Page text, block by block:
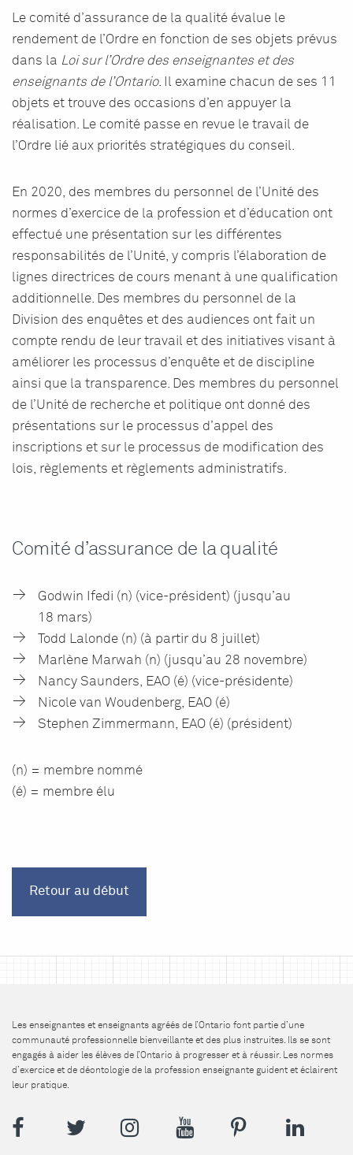
Le comité d’assurance de la qualité évalue le
rendement de l’Ordre en fonction de ses objets prévus
dans la Loi sur l’Ordre des enseignantes et des
enseignants de l’Ontario. Il examine chacun de ses 11
objets et trouve des occasions d’en appuyer la
réalisation. Le comité passe en revue le travail de
l’Ordre lié aux priorités stratégiques du conseil.
En 2020, des membres du personnel de l’Unité des
normes d’exercice de la profession et d’éducation ont
effectué une présentation sur les différentes
responsabilités de l’Unité, y compris l’élaboration de
lignes directrices de cours menant à une qualification
additionnelle. Des membres du personnel de la
Division des enquêtes et des audiences ont fait un
compte rendu de leur travail et des initiatives visant à
améliorer les processus d’enquête et de discipline
ainsi que la transparence. Des membres du personnel
de l’Unité de recherche et politique ont donné des
présentations sur le processus d’appel des
inscriptions et sur le processus de modification des
lois, règlements et règlements administratifs.
Comité d’assurance de la qualité
Godwin Ifedi (n) (vice-président) (jusqu’au
18 mars)
Todd Lalonde (n) (à partir du 8 juillet)
Marlène Marwah (n) (jusqu’au 28 novembre)
Nancy Saunders, EAO (é) (vice-présidente)
Nicole van Woudenberg, EAO (é)
Stephen Zimmermann, EAO (é) (président)
(n) = membre nommé
(é) = membre élu
Retour au début
Les enseignantes et enseignants agréés de l’Ontario font partie d’une
communauté professionnelle bienveillante et des plus instruites. Ils se sont
engagés à aider les élèves de l’Ontario à progresser et à réussir. Les normes
d’exercice et de déontologie de la profession enseignante guident et éclairent
leur pratique.
Facebook Twitter InstagramYouTubePinterest